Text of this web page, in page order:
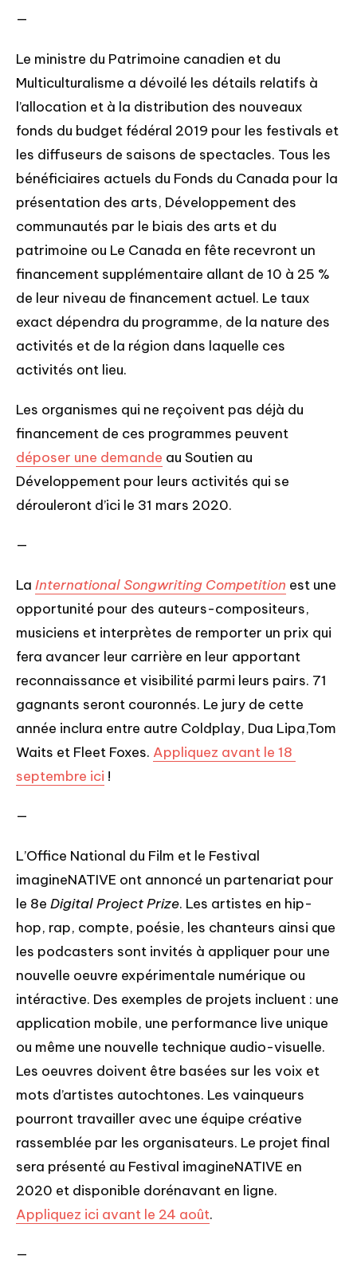
—
Le ministre du Patrimoine canadien et du
Multiculturalisme a dévoilé les détails relatifs à
l’allocation et à la distribution des nouveaux
fonds du budget fédéral 2019 pour les festivals et
les diffuseurs de saisons de spectacles. Tous les
bénéficiaires actuels du Fonds du Canada pour la
présentation des arts, Développement des
communautés par le biais des arts et du
patrimoine ou Le Canada en fête recevront un
financement supplémentaire allant de 10 à 25 %
de leur niveau de financement actuel. Le taux
exact dépendra du programme, de la nature des
activités et de la région dans laquelle ces
activités ont lieu.
Les organismes qui ne reçoivent pas déjà du
déposer une demande au Soutien au
Développement pour leurs activités qui se
dérouleront d’ici le 31 mars 2020.
—
La International Songwriting Competition est une
opportunité pour des auteurs-compositeurs,
musiciens et interprètes de remporter un prix qui
fera avancer leur carrière en leur apportant
reconnaissance et visibilité parmi leurs pairs. 71
gagnants seront couronnés. Le jury de cette
année inclura entre autre Coldplay, Dua Lipa,Tom
Waits et Fleet Foxes. Appliquez avant le 18
septembre ici !
—
L’Office National du Film et le Festival
imagineNATIVE ont annoncé un partenariat pour
le 8e Digital Project Prize. Les artistes en hip-
hop, rap, compte, poésie, les chanteurs ainsi que
les podcasters sont invités à appliquer pour une
nouvelle oeuvre expérimentale numérique ou
intéractive. Des exemples de projets incluent : une
application mobile, une performance live unique
ou même une nouvelle technique audio-visuelle.
Les oeuvres doivent être basées sur les voix et
mots d’artistes autochtones. Les vainqueurs
pourront travailler avec une équipe créative
rassemblée par les organisateurs. Le projet final
sera présenté au Festival imagineNATIVE en
Appliquez ici avant le 24 août.
—